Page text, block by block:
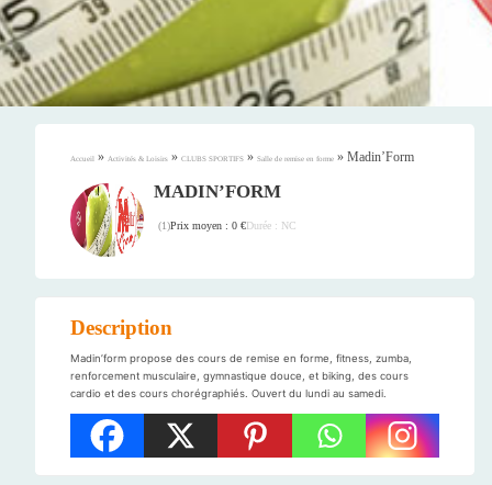
Accueil » Activités & Loisirs » CLUBS SPORTIFS » Salle de remise en forme » Madin’Form
MADIN’FORM
(1)Prix moyen : 0 €Durée : NC
Description
Madin’form propose des cours de remise en forme, fitness, zumba,
renforcement musculaire, gymnastique douce, et biking, des cours
cardio et des cours chorégraphiés. Ouvert du lundi au samedi.